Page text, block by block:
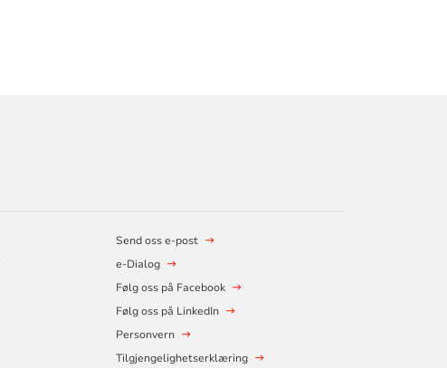
Send oss e-post
e-Dialog
Følg oss på Facebook
Følg oss på LinkedIn
Personvern
Tilgjengelighetserklæring